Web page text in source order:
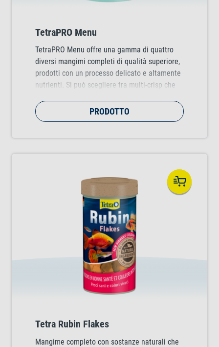
TetraPRO Menu
TetraPRO Menu offre una gamma di quattro
diversi mangimi completi di qualità superiore,
prodotti con un processo delicato e altamente
nutrienti. Si può scegliere tra multi-crisp che
promuovono una crescita sana e multi-crisp
che esaltano la brillantezza naturale dei colori
PRODOTTO
Tetra Rubin Flakes
Mangime completo con sostanze naturali che